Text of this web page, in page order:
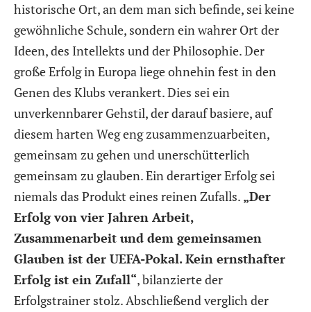
historische Ort, an dem man sich befinde, sei keine
gewöhnliche Schule, sondern ein wahrer Ort der
Ideen, des Intellekts und der Philosophie. Der
große Erfolg in Europa liege ohnehin fest in den
Genen des Klubs verankert. Dies sei ein
unverkennbarer Gehstil, der darauf basiere, auf
diesem harten Weg eng zusammenzuarbeiten,
gemeinsam zu gehen und unerschütterlich
gemeinsam zu glauben. Ein derartiger Erfolg sei
niemals das Produkt eines reinen Zufalls. „Der
Erfolg von vier Jahren Arbeit,
Zusammenarbeit und dem gemeinsamen
Glauben ist der UEFA-Pokal. Kein ernsthafter
Erfolg ist ein Zufall“, bilanzierte der
Erfolgstrainer stolz. Abschließend verglich der